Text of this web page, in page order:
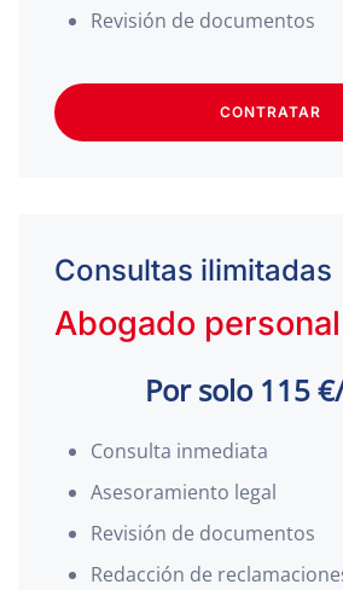
Revisión de documentos
CONTRATAR
Consultas ilimitadas
Abogado personal
Por solo 115
Consulta inmediata
Asesoramiento legal
Revisión de documentos
Redacción de